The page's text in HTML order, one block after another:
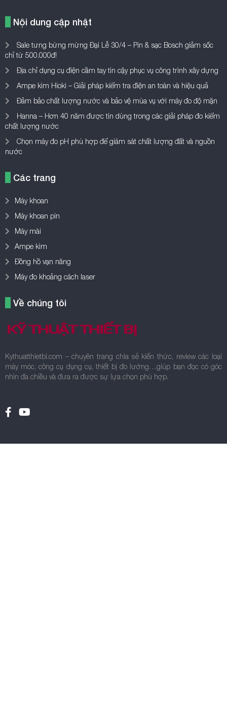
Nội dung cập nhật
Sale tưng bừng mừng Đại Lễ 30/4 – Pin & sạc Bosch giảm sốc
chỉ từ 500.000đ!
Địa chỉ dụng cụ điện cầm tay tin cậy phục vụ công trình xây dựng
Ampe kìm Hioki – Giải pháp kiểm tra điện an toàn và hiệu quả
Đảm bảo chất lượng nước và bảo vệ mùa vụ với máy đo độ mặn
Hanna – Hơn 40 năm được tin dùng trong các giải pháp đo kiểm
chất lượng nước
Chọn máy đo pH phù hợp để giám sát chất lượng đất và nguồn
nước
Các trang
Máy khoan
Máy khoan pin
Máy mài
Ampe kìm
Đồng hồ vạn năng
Máy đo khoảng cách laser
Về chúng tôi
Kythuatthietbi.com – chuyên trang chia sẻ kiến thức, review các loại
máy móc, công cụ dụng cụ, thiết bị đo lường…giúp bạn đọc có góc
nhìn đa chiều và đưa ra được sự lựa chọn phù hợp.